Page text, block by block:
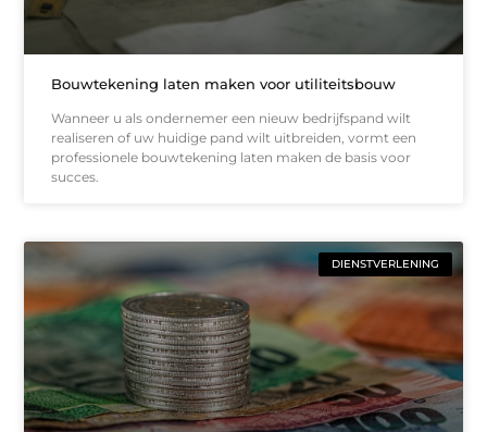
Bouwtekening laten maken voor utiliteitsbouw
Wanneer u als ondernemer een nieuw bedrijfspand wilt
realiseren of uw huidige pand wilt uitbreiden, vormt een
professionele bouwtekening laten maken de basis voor
succes.
DIENSTVERLENING